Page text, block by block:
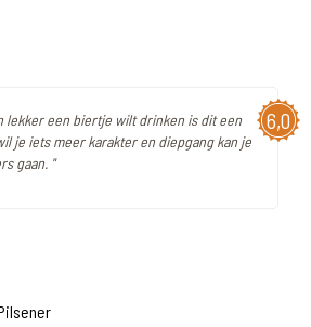
6,0
lekker een biertje wilt drinken is dit een
je iets meer karakter en diepgang kan je
gaan. "